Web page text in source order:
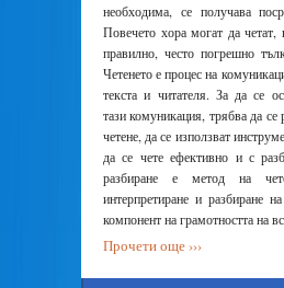
необходима, се получава
Повечето хора могат да четат,
правилно, често погрешно
Четенето е процес на
текста и читателя. За да се
тази комуникация, трябва да се
четене, да се използват
да се чете ефективно и с
разбиране е метод на
интерпретиране и разбиране
компонент на грамотността на
Прочети още ›››